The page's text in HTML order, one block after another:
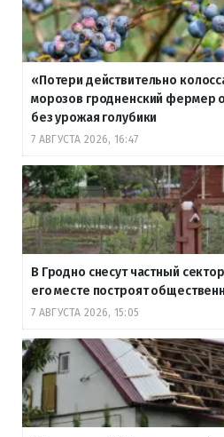
«Потери действительно
морозов гродненский фермер
без урожая голубики
7 АВГУСТА 2026, 16:47
В Гродно снесут частный
его месте построят
7 АВГУСТА 2026, 15:05